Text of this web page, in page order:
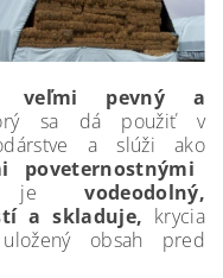
veľmi pevný a
sa dá použiť v
a slúži ako
poveternostnými
jevodeodolný,
a skladuje, krycia
obsah pred